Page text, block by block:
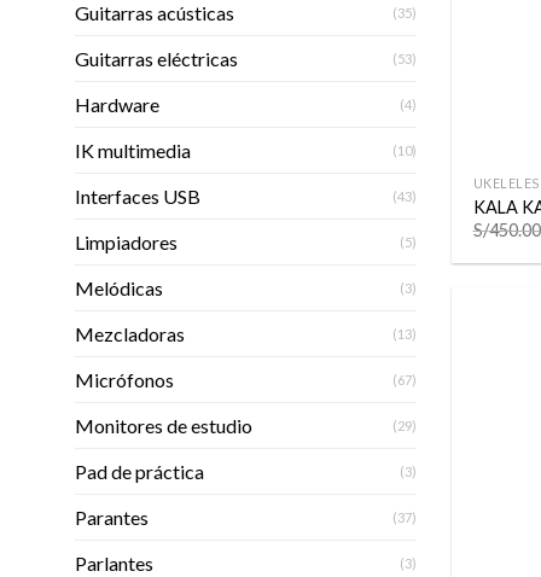
Guitarras acústicas (35)
Guitarras eléctricas (53)
Hardware (4)
IK multimedia (10)
Interfaces USB (43)
Limpiadores (5)
Melódicas (3)
Mezcladoras (13)
Micrófonos (67)
Monitores de estudio (29)
Pad de práctica (3)
Parantes (37)
Parlantes (3)
UKELELES
KALA
S/450.00